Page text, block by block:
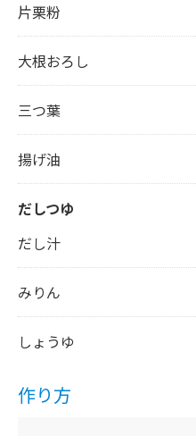
片栗粉
大根おろし
三つ葉
揚げ油
だしつゆ
だし汁
みりん
しょうゆ
作り方